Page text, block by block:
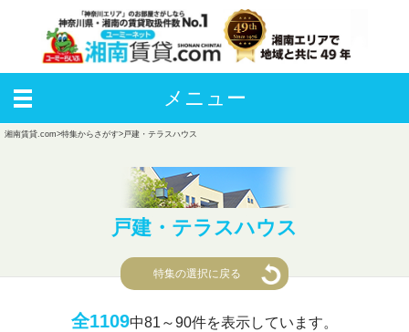
メニュー
湘南賃貸.com>特集からさがす>戸建・テラスハウス
戸建・テラスハウス
特集の選択に戻る
全1109中81～90件を表示しています。